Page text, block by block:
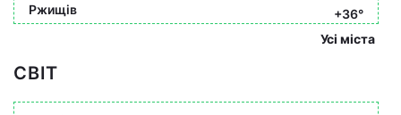
Ржищів
+36°
Усі міста
СВІТ